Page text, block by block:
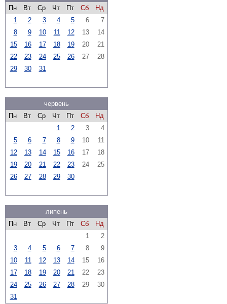
Пн Вт Ср Чт Пт Сб
Нд
1
2 3 4 5 6
7
8
9 10 11 12 13
14
15
16 17 18 19 20
21
22
23 24 25 26 27
28
29
30 31
червень
Пн
Вт Ср Чт Пт Сб
Нд
1
2 3
4
5
6 7 8 9 10
11
12
13 14 15 16 17
18
19
20 21 22 23 24
25
26
27 28 29 30
липень
Пн
Вт Ср Чт Пт Сб
Нд
1
2
3
4 5 6 7 8
9
10
11 12 13 14 15
16
17
18 19 20 21 22
23
24
25 26 27 28 29
30
31